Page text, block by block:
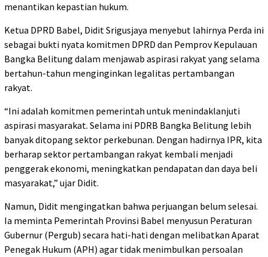
menantikan kepastian hukum.
Ketua DPRD Babel, Didit Srigusjaya menyebut lahirnya Perda ini
sebagai bukti nyata komitmen DPRD dan Pemprov Kepulauan
Bangka Belitung dalam menjawab aspirasi rakyat yang selama
bertahun-tahun menginginkan legalitas pertambangan
rakyat.
“Ini adalah komitmen pemerintah untuk menindaklanjuti
aspirasi masyarakat. Selama ini PDRB Bangka Belitung lebih
banyak ditopang sektor perkebunan. Dengan hadirnya IPR, kita
berharap sektor pertambangan rakyat kembali menjadi
penggerak ekonomi, meningkatkan pendapatan dan daya beli
masyarakat,” ujar Didit.
Namun, Didit mengingatkan bahwa perjuangan belum selesai.
Ia meminta Pemerintah Provinsi Babel menyusun Peraturan
Gubernur (Pergub) secara hati-hati dengan melibatkan Aparat
Penegak Hukum (APH) agar tidak menimbulkan persoalan